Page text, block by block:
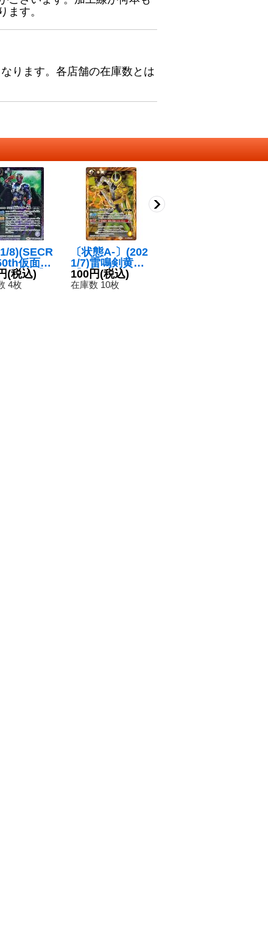
ます。
ります。各店舗の在庫数とは
8)(SECR
仮面ラ
響鬼【R-
】{CB19-
(税込)
4枚
〔状態A-〕(202
1/7)雷鳴剣黄雷
【C】{CB17-06
1}《黄》
100円(税込)
在庫数 10枚